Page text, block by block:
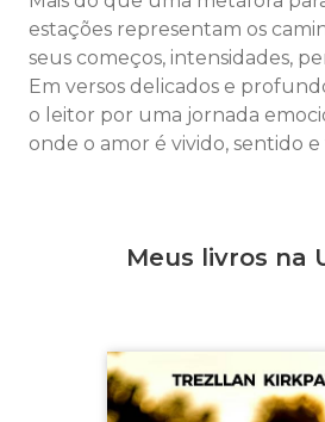
estações representam os
seus começos, intensidades,
Em versos delicados e
o leitor por uma jornada
onde o amor é vivido, sentido
Meus livros na